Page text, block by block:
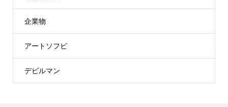
企業物
アートソフビ
デビルマン